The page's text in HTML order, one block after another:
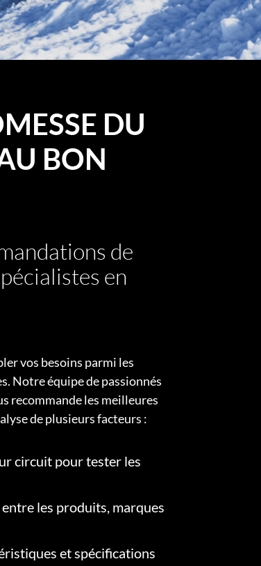
DU
BON
de
en
vos besoins parmi les
Notre équipe de passionnés
recommande les meilleures
de plusieurs facteurs :
circuit pour tester les
les produits, marques
et spécifications